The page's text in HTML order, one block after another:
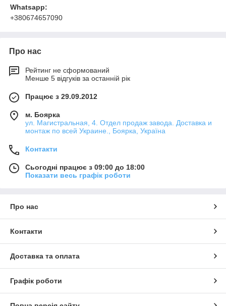
Whatsapp:
+380674657090
Про нас
Рейтинг не сформований
Менше 5 відгуків за останній рік
Працює з 29.09.2012
м. Боярка
ул. Магистральная, 4. Отдел продаж завода. Доставка и
монтаж по всей Украине., Боярка, Україна
Контакти
Сьогодні працює з 09:00 до 18:00
Показати весь графік роботи
Про нас
Контакти
Доставка та оплата
Графік роботи